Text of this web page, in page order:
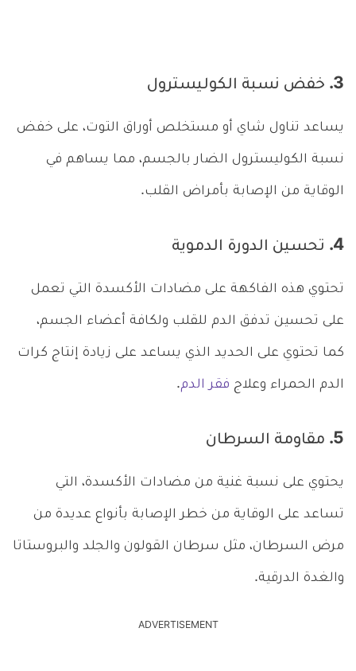
3. خفض نسبة الكوليسترول
يساعد تناول شاي أو مستخلص أوراق التوت، على خفض
نسبة الكوليسترول الضار بالجسم، مما يساهم في
الوقاية من الإصابة بأمراض القلب.
4. تحسين الدورة الدموية
تحتوي هذه الفاكهة على مضادات الأكسدة التي تعمل
على تحسين تدفق الدم للقلب ولكافة أعضاء الجسم،
كما تحتوي على الحديد الذي يساعد على زيادة إنتاج كرات
الدم الحمراء وعلاج فقر الدم.
5. مقاومة السرطان
يحتوي على نسبة غنية من مضادات الأكسدة، التي
تساعد على الوقاية من خطر الإصابة بأنواع عديدة من
مرض السرطان، مثل سرطان القولون والجلد والبروستاتا
والغدة الدرقية.
ADVERTISEMENT